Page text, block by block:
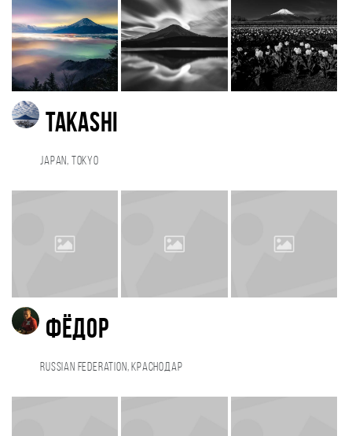
Takashi
Japan, Tokyo
ФЁДОР
Russian Federation, Краснодар